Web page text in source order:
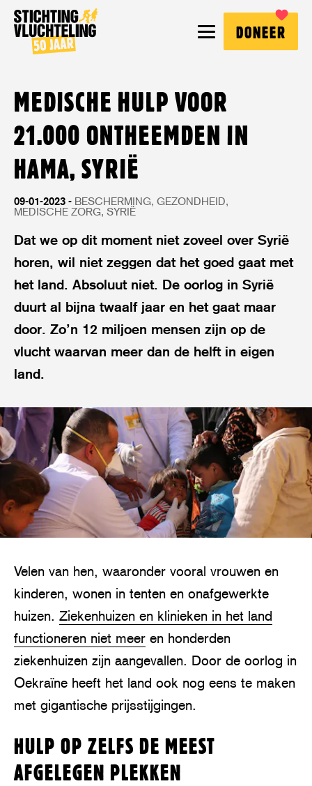
DONEER
MEDISCHE HULP VOOR
21.000 ONTHEEMDEN IN
HAMA, SYRIË
09-01-2023 BESCHERMING GEZONDHEID
MEDISCHE ZORG SYRIË
Dat we op dit moment niet zoveel over Syrië
horen, wil niet zeggen dat het goed gaat met
het land. Absoluut niet. De oorlog in Syrië
duurt al bijna twaalf jaar en het gaat maar
door. Zo’n 12 miljoen mensen zijn op de
vlucht waarvan meer dan de helft in eigen
land.
Velen van hen, waaronder vooral vrouwen en
kinderen, wonen in tenten en onafgewerkte
huizen. Ziekenhuizen en klinieken in het land
functioneren niet meer en honderden
ziekenhuizen zijn aangevallen. Door de oorlog in
Oekraïne heeft het land ook nog eens te maken
met gigantische prijsstijgingen.
HULP OP ZELFS DE MEEST
AFGELEGEN PLEKKEN